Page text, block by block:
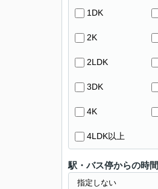
1DK
2K
2LDK
3DK
4K
4LDK以上
駅・バス停からの時間